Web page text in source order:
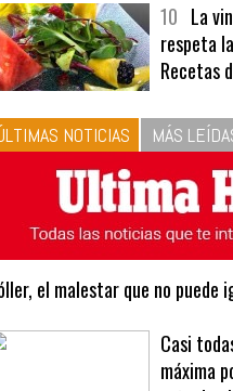
bavarois,
Recetas
respeta
Recetas
ÚLTIMAS NOTICIAS MÁS
Sóller, el malestar que no puede